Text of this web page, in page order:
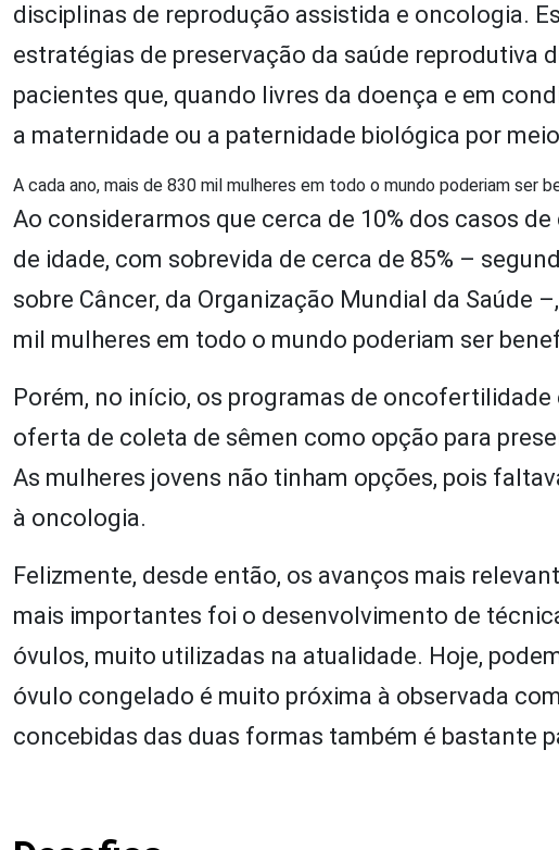
disciplinas de reprodução assistida e oncologia.
estratégias de preservação da saúde reprodutiva
pacientes que, quando livres da doença e em
a maternidade ou a paternidade biológica por
A cada ano, mais de 830 mil mulheres em todo o mundo poderiam ser
Ao considerarmos que cerca de 10% dos casos
de idade, com sobrevida de cerca de 85% –
sobre Câncer, da Organização Mundial da Saúde
mil mulheres em todo o mundo poderiam ser
Porém, no início, os programas de
oferta de coleta de sêmen como opção para
As mulheres jovens não tinham opções, pois
à oncologia.
Felizmente, desde então, os avanços mais
mais importantes foi o desenvolvimento de
óvulos, muito utilizadas na atualidade. Hoje,
óvulo congelado é muito próxima à observada
concebidas das duas formas também é bastante